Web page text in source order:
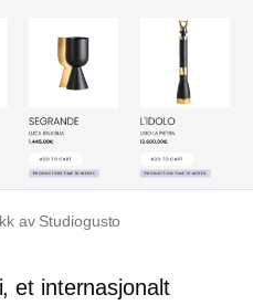
av Studiogusto
et internasjonalt